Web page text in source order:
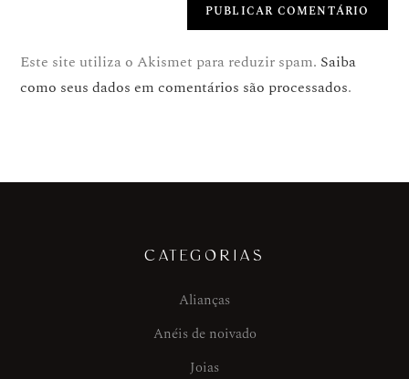
Este site utiliza o Akismet para reduzir spam. Saiba
como seus dados em comentários são processados.
CATEGORIAS
Alianças
Anéis de noivado
Joias